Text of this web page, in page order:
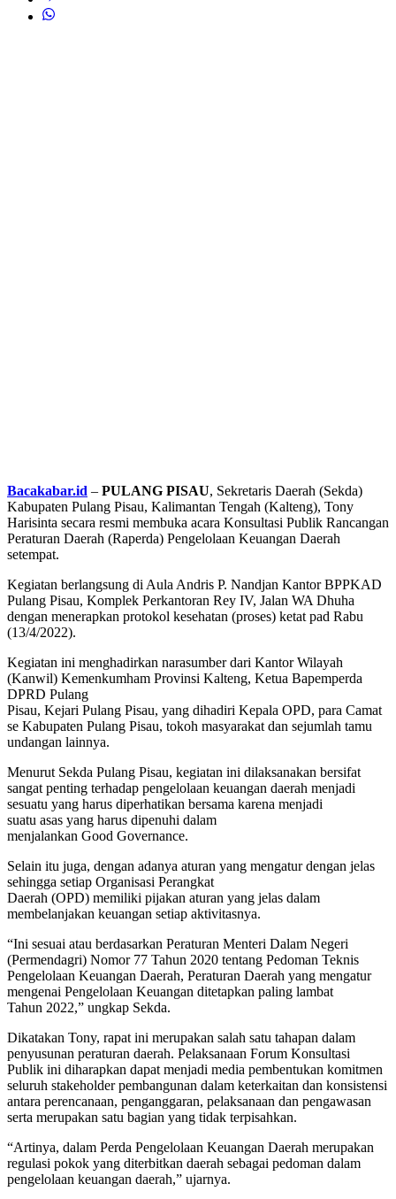
Bacakabar.id – PULANG PISAU, Sekretaris Daerah (Sekda)
Kabupaten Pulang Pisau, Kalimantan Tengah (Kalteng), Tony
Harisinta secara resmi membuka acara Konsultasi Publik Rancangan
Peraturan Daerah (Raperda) Pengelolaan Keuangan Daerah
setempat.
Kegiatan berlangsung di Aula Andris P. Nandjan Kantor BPPKAD
Pulang Pisau, Komplek Perkantoran Rey IV, Jalan WA Dhuha
dengan menerapkan protokol kesehatan (proses) ketat pad Rabu
(13/4/2022).
Kegiatan ini menghadirkan narasumber dari Kantor Wilayah
(Kanwil) Kemenkumham Provinsi Kalteng, Ketua Bapemperda
DPRD Pulang
Pisau, Kejari Pulang Pisau, yang dihadiri Kepala OPD, para Camat
se Kabupaten Pulang Pisau, tokoh masyarakat dan sejumlah tamu
undangan lainnya.
Menurut Sekda Pulang Pisau, kegiatan ini dilaksanakan bersifat
sangat penting terhadap pengelolaan keuangan daerah menjadi
sesuatu yang harus diperhatikan bersama karena menjadi
suatu asas yang harus dipenuhi dalam
menjalankan Good Governance.
Selain itu juga, dengan adanya aturan yang mengatur dengan jelas
sehingga setiap Organisasi Perangkat
Daerah (OPD) memiliki pijakan aturan yang jelas dalam
membelanjakan keuangan setiap aktivitasnya.
“Ini sesuai atau berdasarkan Peraturan Menteri Dalam Negeri
(Permendagri) Nomor 77 Tahun 2020 tentang Pedoman Teknis
Pengelolaan Keuangan Daerah, Peraturan Daerah yang mengatur
mengenai Pengelolaan Keuangan ditetapkan paling lambat
Tahun 2022,” ungkap Sekda.
Dikatakan Tony, rapat ini merupakan salah satu tahapan dalam
penyusunan peraturan daerah. Pelaksanaan Forum Konsultasi
Publik ini diharapkan dapat menjadi media pembentukan komitmen
seluruh stakeholder pembangunan dalam keterkaitan dan konsistensi
antara perencanaan, penganggaran, pelaksanaan dan pengawasan
serta merupakan satu bagian yang tidak terpisahkan.
“Artinya, dalam Perda Pengelolaan Keuangan Daerah merupakan
regulasi pokok yang diterbitkan daerah sebagai pedoman dalam
pengelolaan keuangan daerah,” ujarnya.